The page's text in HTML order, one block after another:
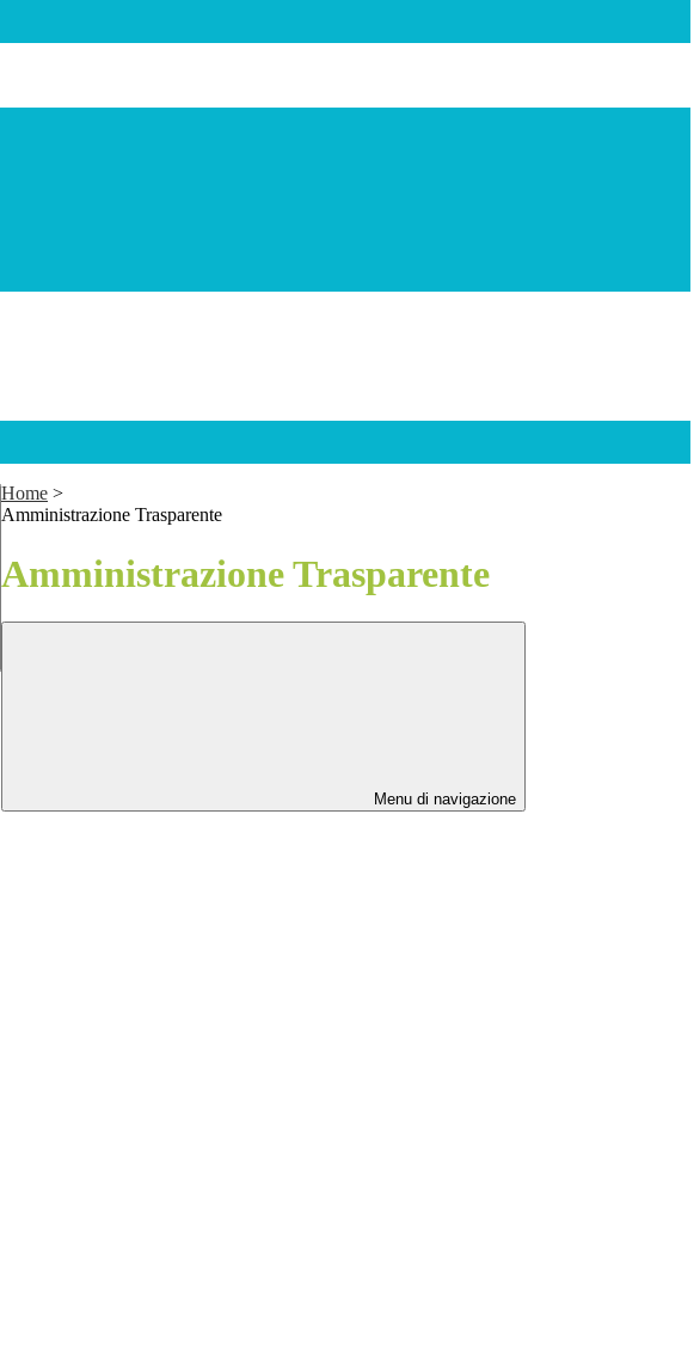
Home >
Amministrazione Trasparente
Amministrazione Trasparente
Menu di navigazione